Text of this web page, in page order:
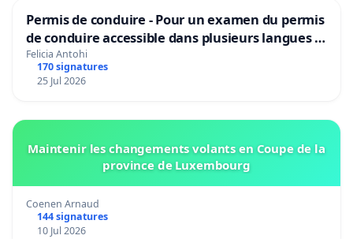
Permis de conduire - Pour un examen du permis
de conduire accessible dans plusieurs langues à
Bruxelles
Felicia Antohi
170 signatures
25 Jul 2026
Maintenir les changements volants en Coupe de la
province de Luxembourg
Coenen Arnaud
144 signatures
10 Jul 2026